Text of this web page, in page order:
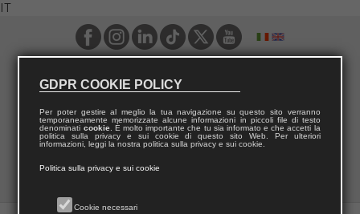
IT
GDPR COOKIE POLICY
Per poter gestire al meglio la tua navigazione su questo sito verranno
temporaneamente memorizzate alcune informazioni in piccoli file di testo
denominati cookie. È molto importante che tu sia informato e che accetti la
politica sulla privacy e sui cookie di questo sito Web. Per ulteriori
informazioni, leggi la nostra politica sulla privacy e sui cookie.
Politica sulla privacy e sui cookie
Cookie necessari